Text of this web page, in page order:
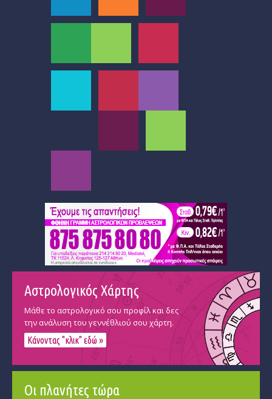
Αστρολογικός Χάρτης
Μάθε το αστρολογικό σου προφίλ και δες
την ανάλυση του γεννέθλιού σου χάρτη.
Κάνοντας "κλικ" εδώ »
Οι πλανήτες τώρα